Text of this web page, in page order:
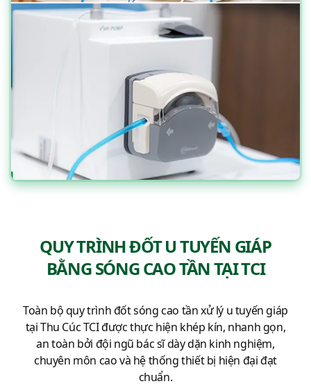
QUY TRÌNH ĐỐT U TUYẾN GIÁP
BẰNG SÓNG CAO TẦN TẠI TCI
Toàn bộ quy trình đốt sóng cao tần xử lý u tuyến giáp
tại Thu Cúc TCI được thực hiện khép kín, nhanh gọn,
an toàn bởi đội ngũ bác sĩ dày dặn kinh nghiệm,
chuyên môn cao và hệ thống thiết bị hiện đại đạt
chuẩn.